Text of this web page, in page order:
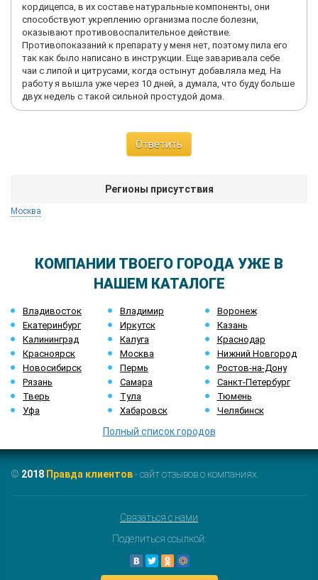
кордицепса, в их составе натуральные компоненты, они
способствуют укреплению организма после болезни,
оказывают противовоспалительное действие.
Противопоказаний к препарату у меня нет, поэтому пила его
так как было написано в инструкции. Еще заваривала себе
чаи с липой и цитрусами, когда остынут добавляла мед. На
работу я вышла уже через 10 дней, а думала, что буду больше
двух недель с такой сильной простудой дома.
Ответить
Регионы присутствия
Москва
КОМПАНИИ ТВОЕГО ГОРОДА УЖЕ В
НАШЕМ КАТАЛОГЕ
Владивосток Владимир
Воронеж
Екатеринбург
Иркутск
Казань
Калининград
Калуга
Краснодар
Красноярск
Москва
Нижний Новгород
Новосибирск
Пермь
Ростов-на-Дону
Рязань
Самара
Санкт-Петербург
Тверь
Тула
Тюмень
Уфа
Хабаровск Челябинск
Полный список городов
© 2018 Правда клиентов- сайт отзывов о компаниях.
Связаться с нами
Поделиться ссылкой: